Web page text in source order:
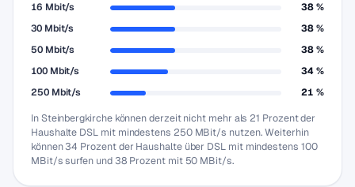
16 Mbit/s
38 %
30 Mbit/s
38 %
50 Mbit/s
38 %
100 Mbit/s
34 %
250 Mbit/s
21 %
In Steinbergkirche können derzeit nicht mehr als 21 Prozent der
Haushalte DSL mit mindestens 250 MBit/s nutzen. Weiterhin
können 34 Prozent der Haushalte über DSL mit mindestens 100
MBit/s surfen und 38 Prozent mit 50 MBit/s.